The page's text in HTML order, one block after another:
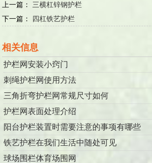
上一篇：三横杠锌钢护栏
下一篇： 四杠铁艺护栏
相关信息
护栏网安装小窍门
刺绳护栏网使用方法
三角折弯护栏网常规尺寸如何
护栏网表面处理介绍
阳台护栏装置时需要注意的事项有哪些
铁艺护栏在我们生活中随处可见
球场围栏体育场围网